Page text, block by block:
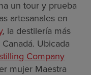
un tour y prueba
artesanales en
, la destilería más
Ubicada
Company
mujer Maestra